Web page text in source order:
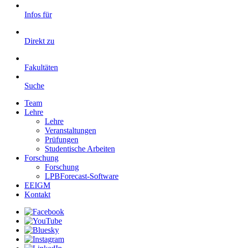
Infos für
Direkt zu
Fakultäten
Suche
Team
Lehre
Lehre
Veranstaltungen
Prüfungen
Studentische Arbeiten
Forschung
Forschung
LPBForecast-Software
EEIGM
Kontakt